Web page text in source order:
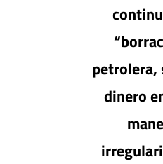
petrolera,
dinero